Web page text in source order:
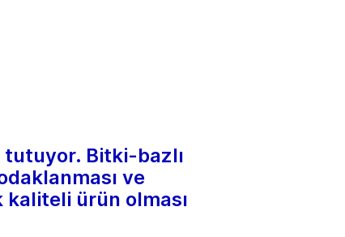
tutuyor. Bitki-bazlı
ve
ürün olması